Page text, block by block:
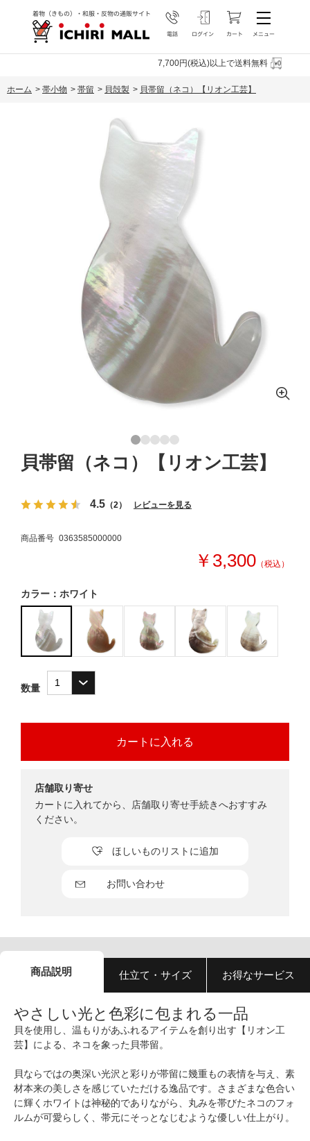
7,700円(税込)以上で送料無料
ホーム > 帯小物 > 帯留 > 貝殻製 > 貝帯留（ネコ）【リオン工芸】
貝帯留（ネコ）【リオン工芸】
4.5 （2） レビューを見る
商品番号 0363585000000
￥3,300 （税込）
カラー：ホワイト
数量
お問い合わせ
ほしいものリストに追加
店舗取り寄せ
カートに入れてから、店舗取り寄せ手続きへおすすみ
ください。
商品説明 仕立て・サイズ お得なサービス
やさしい光と色彩に包まれる一品
貝を使用し、温もりがあふれるアイテムを創り出す【リオン工
芸】による、ネコを象った貝帯留。
貝ならではの奥深い光沢と彩りが帯留に幾重もの表情を与え、素
材本来の美しさを感じていただける逸品です。さまざまな色合い
に輝くホワイトは神秘的でありながら、丸みを帯びたネコのフォ
ルムが可愛らしく、帯元にそっとなじむような優しい仕上がり。